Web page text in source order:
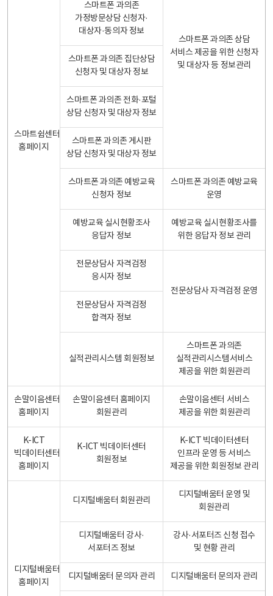
스마트쉼센터
홈페이지
스마트폰 과의존 상담
서비스 제공을 위한 신청자
및 대상자 등 정보관리
스마트폰 과의존
가정방문상담 신청자·
대상자·동의자 정보
스마트폰 과의존 집단상담
신청자 및 대상자 정보
스마트폰 과의존 전화·포털
상담 신청자 및 대상자 정보
스마트폰 과의존 게시판
상담 신청자 및 대상자 정보
스마트폰 과의존 예방교육
신청자 정보
스마트폰 과의존 예방교육
운영
예방교육 실시현황조사
응답자 정보
예방교육 실시현황조사를
위한 응답자 정보 관리
전문상담사 자격검정
응시자 정보
전문상담사 자격검정 운영
전문상담사 자격검정
합격자 정보
실적관리시스템 회원정보
스마트폰 과의존
실적관리시스템서비스
제공을 위한 회원관리
손말이음센터
홈페이지
손말이음센터 홈페이지
회원관리
손말이음센터 서비스
제공을 위한 회원관리
K-ICT
빅데이터센터
홈페이지
K-ICT 빅데이터센터
회원정보
K-ICT 빅데이터센터
인프라 운영 등 서비스
제공을 위한 회원정보 관리
디지털배움터
홈페이지
디지털배움터 회원관리
디지털배움터 운영 및
회원관리
디지털배움터 강사·
서포터즈 정보
강사·서포터즈 신청 접수
및 현황 관리
디지털배움터 문의자 관리 디지털배움터 문의자 관리